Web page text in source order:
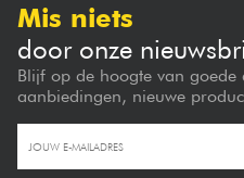
Mis niets
door onze
Blijf op de hoogte van goede
aanbiedingen, nieuwe